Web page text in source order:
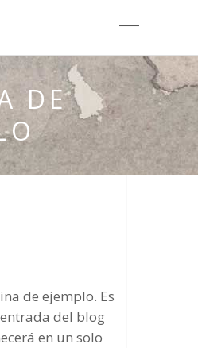
DE
de ejemplo. Es
del blog
en un solo